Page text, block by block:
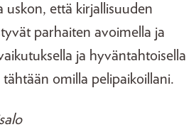
uskon, että kirjallisuuden
parhaiten avoimella ja
ja hyväntahtoisella
omilla pelipaikoillani.